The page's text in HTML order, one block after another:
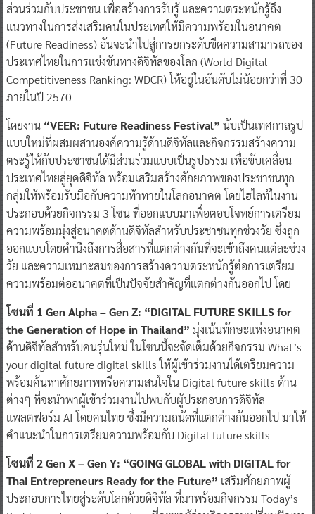
ส่วนร่วมกับประชาชน เพื่อสร้างการรับรู้ และความตระหนักรู้ถึง
แนวทางในการส่งเสริมคนในประเทศให้มีความพร้อมในอนาคต
(Future Readiness) อันจะนำไปสู่การยกระดับขีดความสามารถของ
ประเทศไทยในการแข่งขันทางดิจิทัลของโลก (World Digital
Competitiveness Ranking: WDCR) ให้อยู่ในอันดับไม่น้อยกว่าที่ 30
ภายในปี 2570
โดยงาน “VEER: Future Readiness Festival” นับเป็นเทศกาลรูป
แบบใหม่ที่ผสมผสานองค์ความรู้ด้านดิจิทัลและกิจกรรมสร้างความ
ตระรู้ให้กับประชาชนได้มีส่วนร่วมแบบเป็นรูปธรรม เพื่อขับเคลื่อน
ประเทศไทยสู่ยุคดิจิทัล พร้อมเสริมสร้างศักยภาพของประชาชนทุก
กลุ่มให้พร้อมรับมือกับความท้าทายในโลกอนาคต โดยไฮไลท์ในงาน
ประกอบด้วยกิจกรรม 3 โซน ที่ออกแบบมาเพื่อตอบโจทย์การเตรียม
ความพร้อมมุ่งสู่อนาคตด้านดิจิทัลสำหรับประชาชนทุกช่วงวัย ซึ่งถูก
ออกแบบโดยคำนึงถึงการสื่อสารที่แตกต่างกันที่จะเข้าถึงคนแต่ละช่วง
วัย และความเหมาะสมของการสร้างความตระหนักรู้ต่อการเตรียม
ความพร้อมต่ออนาคตที่เป็นปัจจัยสำคัญที่แตกต่างกันออกไป โดย
โซนที่ 1 Gen Alpha – Gen Z: “DIGITAL FUTURE SKILLS for
the Generation of Hope in Thailand” มุ่งเน้นทักษะแห่งอนาคต
ด้านดิจิทัลสำหรับคนรุ่นใหม่ ในโซนนี้จะจัดเต็มด้วยกิจกรรม What’s
your digital future digital skills ให้ผู้เข้าร่วมงานได้เตรียมความ
พร้อมค้นหาศักยภาพหรือความสนใจใน Digital future skills ด้าน
ต่างๆ ที่จะนำพาผู้เข้าร่วมงานไปพบกับผู้ประกอบการดิจิทัล
แพลตฟอร์ม AI โดยคนไทย ซึ่งมีความถนัดที่แตกต่างกันออกไป มาให้
คำแนะนำในการเตรียมความพร้อมกับ Digital future skills
โซนที่ 2 Gen X – Gen Y: “GOING GLOBAL with DIGITAL for
Thai Entrepreneurs Ready for the Future” เสริมศักยภาพผู้
ประกอบการไทยสู่ระดับโลกด้วยดิจิทัล ที่มาพร้อมกิจกรรม Today’s